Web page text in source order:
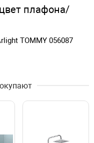
плафона/
TOMMY 056087